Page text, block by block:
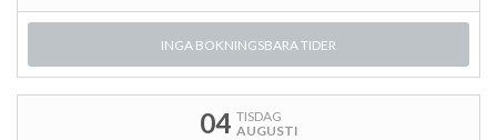
INGA BOKNINGSBARA TIDER
04 TISDAG
AUGUSTI